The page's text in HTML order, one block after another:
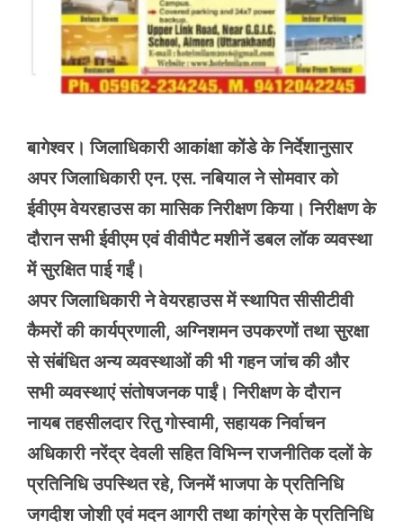
बागेश्वर। जिलाधिकारी आकांक्षा कोंडे के निर्देशानुसार
अपर जिलाधिकारी एन. एस. नबियाल ने सोमवार को
ईवीएम वेयरहाउस का मासिक निरीक्षण किया। निरीक्षण के
दौरान सभी ईवीएम एवं वीवीपैट मशीनें डबल लॉक व्यवस्था
में सुरक्षित पाई गईं।
अपर जिलाधिकारी ने वेयरहाउस में स्थापित सीसीटीवी
कैमरों की कार्यप्रणाली, अग्निशमन उपकरणों तथा सुरक्षा
से संबंधित अन्य व्यवस्थाओं की भी गहन जांच की और
सभी व्यवस्थाएं संतोषजनक पाईं। निरीक्षण के दौरान
नायब तहसीलदार रितु गोस्वामी, सहायक निर्वाचन
अधिकारी नरेंद्र देवली सहित विभिन्न राजनीतिक दलों के
प्रतिनिधि उपस्थित रहे, जिनमें भाजपा के प्रतिनिधि
जगदीश जोशी एवं मदन आगरी तथा कांग्रेस के प्रतिनिधि